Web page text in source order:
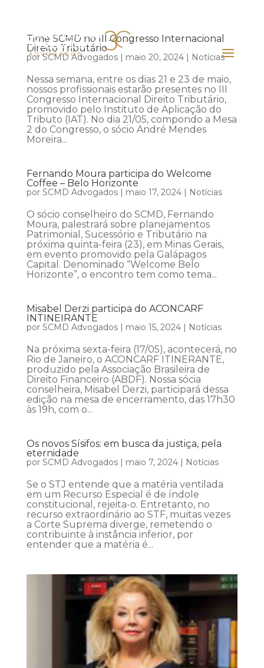
Time SCMD no III Congresso Internacional
Direito Tributário
porSCMD Advogados| maio 20, 2024| Notícias
Nessa semana, entre os dias 21 e 23 de maio,
nossos profissionais estarão presentes no III
Congresso Internacional Direito Tributário,
promovido pelo Instituto de Aplicação do
Tributo (IAT). No dia 21/05, compondo a Mesa
2 do Congresso, o sócio André Mendes
Moreira...
Fernando Moura participa do Welcome
Coffee – Belo Horizonte
por SCMD Advogados| maio 17, 2024| Notícias
O sócio conselheiro do SCMD, Fernando
Moura, palestrará sobre planejamentos
Patrimonial, Sucessório e Tributário na
próxima quinta-feira (23), em Minas Gerais,
em evento promovido pela Galápagos
Capital. Denominado “Welcome Belo
Horizonte”, o encontro tem como tema...
Misabel Derzi participa do ACONCARF
INTINEIRANTE
por SCMD Advogados| maio 15, 2024| Notícias
Na próxima sexta-feira (17/05), acontecerá, no
Rio de Janeiro, o ACONCARF ITINERANTE,
produzido pela Associação Brasileira de
Direito Financeiro (ABDF). Nossa sócia
conselheira, Misabel Derzi, participará dessa
edição na mesa de encerramento, das 17h30
às 19h, com o...
Os novos Sísifos: em busca da justiça, pela
eternidade
por SCMD Advogados| maio 7, 2024| Notícias
Se o STJ entende que a matéria ventilada
em um Recurso Especial é de índole
constitucional, rejeita-o. Entretanto, no
recurso extraordinário ao STF, muitas vezes
a Corte Suprema diverge, remetendo o
contribuinte à instância inferior, por
entender que a matéria é...